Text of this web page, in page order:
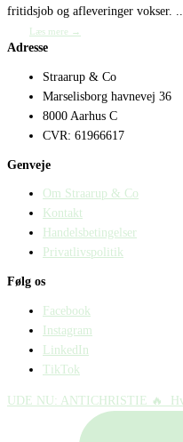
fritidsjob og afleveringer vokser.
Læs mere →
Adresse
Straarup & Co
Marselisborg havnevej 36
8000 Aarhus C
CVR: 61966617
Genveje
Om Straarup & Co
Kontakt
Handelsbetingelser
Privatlivspolitik
Følg os
Facebook
Instagram
LinkedIn
TikTok
UDE NU: ANTICHRISTIE 🔥⁠